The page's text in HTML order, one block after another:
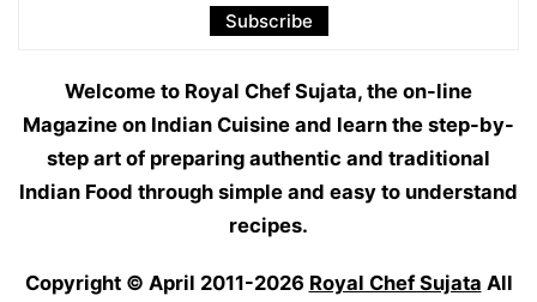
Welcome to Royal Chef Sujata, the on-line
Magazine on Indian Cuisine and learn the step-by-
step art of preparing authentic and traditional
Indian Food through simple and easy to understand
recipes.
Copyright © April 2011-2026 Royal Chef Sujata All